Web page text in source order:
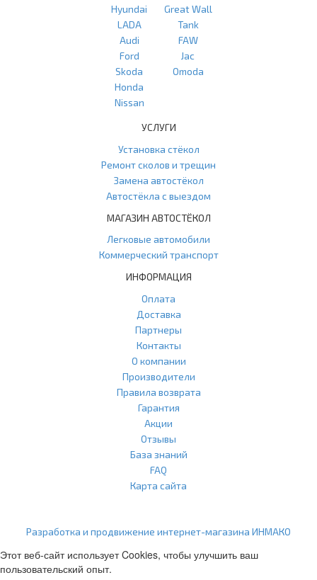
Hyundai
LADA
Audi
Ford
Skoda
Honda
Nissan
Great Wall
Tank
FAW
Jac
Omoda
УСЛУГИ
Установка стёкол
Ремонт сколов и трещин
Замена автостёкол
Автостёкла с выездом
МАГАЗИН АВТОСТЁКОЛ
Легковые автомобили
Коммерческий транспорт
ИНФОРМАЦИЯ
Оплата
Доставка
Партнеры
Контакты
О компании
Производители
Правила возврата
Гарантия
Акции
Отзывы
База знаний
FAQ
Карта сайта
Разработка и продвижение интернет-магазина ИНМАКО
Этот веб-сайт использует Cookies, чтобы улучшить ваш
пользовательский опыт.